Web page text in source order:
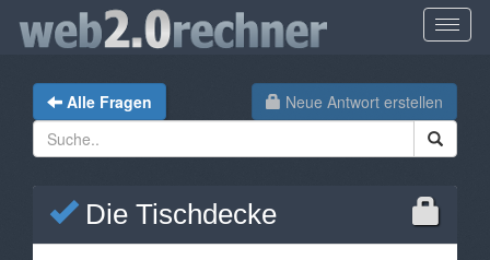
Neue Antwort erstellen
Alle Fragen
Die Tischdecke